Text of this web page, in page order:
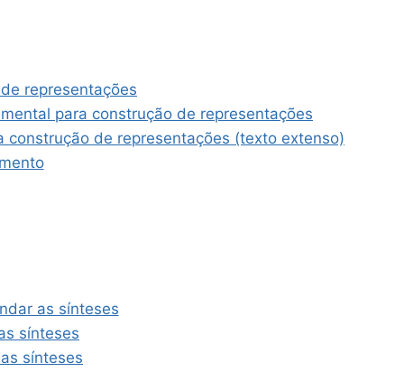
representações
para construção de representações
de representações (texto extenso)
as sínteses
sínteses
sínteses